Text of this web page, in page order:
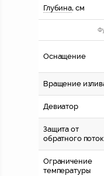
Глубина, см
Оснащение
Вращение
Девиатор
Защита от
обратного
Ограничение
температуры